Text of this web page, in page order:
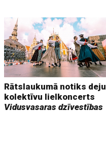
Rātslaukumā notiks deju
kolektīvu lielkoncerts
Vidusvasaras dzīvestības